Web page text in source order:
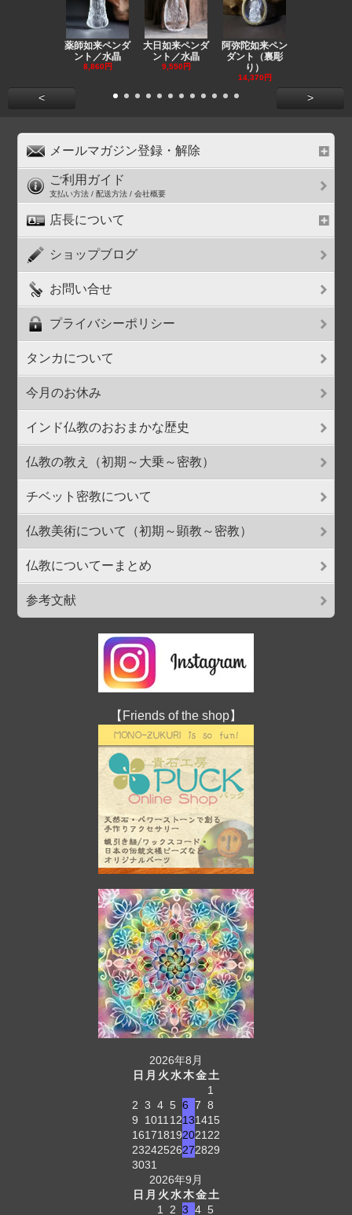
薬師如来ペンダ
ント／水晶
8,860円
大日如来ペンダ
ント／水晶
9,550円
阿弥陀如来ペン
ダント（裏彫
り）
14,370円
< >
メールマガジン登録・解除
ご利用ガイド
支払い方法 / 配送方法 / 会社概要
店長について
ショップブログ
お問い合せ
プライバシーポリシー
タンカについて
今月のお休み
インド仏教のおおまかな歴史
仏教の教え（初期～大乗～密教）
チベット密教について
仏教美術について（初期～顕教～密教）
仏教についてーまとめ
参考文献
【Friends of the shop】
2026年8月
日 月 火水木金土
1
2 3 4 5 6 7 8
9
1011 12131415
161718192021 22
23242526272829
3031
2026年9月
日 月 火水木金土
1
2 3 4 5